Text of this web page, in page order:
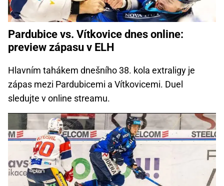
Pardubice vs. Vítkovice dnes online:
preview zápasu v ELH
Hlavním tahákem dnešního 38. kola extraligy je
zápas mezi Pardubicemi a Vítkovicemi. Duel
sledujte v online streamu.